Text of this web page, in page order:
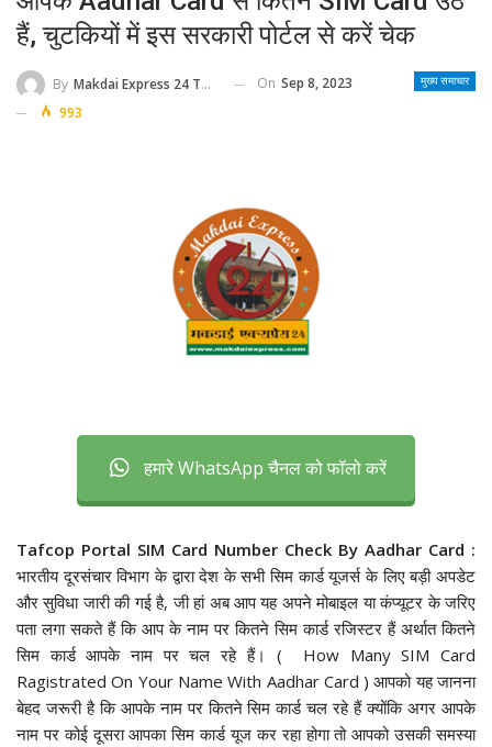
हैं, चुटकियों में इस सरकारी पोर्टल से करें चेक
मुख्य समाचार
By Makdai Express 24 Team On Sep 8, 2023
993
हमारे WhatsApp चैनल को फॉलो करें
Tafcop Portal SIM Card Number Check By Aadhar Card :
भारतीय दूरसंचार विभाग के द्वारा देश के सभी सिम कार्ड यूजर्स के लिए बड़ी अपडेट
और सुविधा जारी की गई है, जी हां अब आप यह अपने मोबाइल या कंप्यूटर के जरिए
पता लगा सकते हैं कि आप के नाम पर कितने सिम कार्ड रजिस्टर हैं अर्थात कितने
सिम कार्ड आपके नाम पर चल रहे हैं। ( How Many SIM Card
Ragistrated On Your Name With Aadhar Card ) आपको यह जानना
बेहद जरूरी है कि आपके नाम पर कितने सिम कार्ड चल रहे हैं क्योंकि अगर आपके
नाम पर कोई दूसरा आपका सिम कार्ड यूज कर रहा होगा तो आपको उसकी समस्या